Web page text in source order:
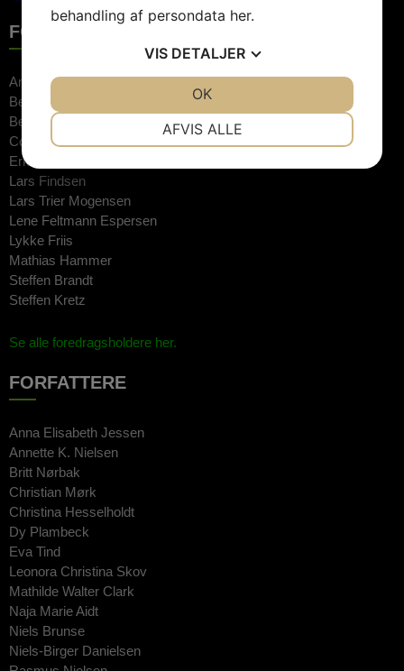
FOREDRAGSHOLDERE
Anne Hjernøe
Bente Klarlund
Bertel Haarder
Connie Hedegaard
Erkan Özden
Lars Findsen
Lars Trier Mogensen
Lene Feltmann Espersen
Lykke Friis
Mathias Hammer
Steffen Brandt
Steffen Kretz
Se alle foredragsholdere her.
FORFATTERE
Anna Elisabeth Jessen
Annette K. Nielsen
Britt Nørbak
Christian Mørk
Christina Hesselholdt
Dy Plambeck
Eva Tind
Leonora Christina Skov
Mathilde Walter Clark
Naja Marie Aidt
Niels Brunse
Niels-Birger Danielsen
behandling af persondata her.
VIS DETALJER
AFVIS ALLE
OK